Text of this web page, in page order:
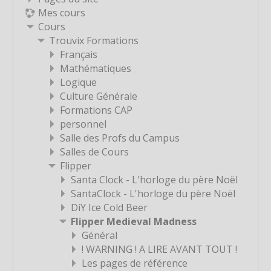
Étiquette
Étiquette
Étiquette
Étiquette
Étiquette
Étiquette
Étiquette
Étiquette
Étiquette
Étiquette
Étiquette
Étiquette
Étiquette
Étiquette
Mes cours
Cours
Trouvix Formations
Français
Mathématiques
Logique
Culture Générale
Formations CAP
personnel
Salle des Profs du Campus
Salles de Cours
Flipper
Santa Clock - L'horloge du père Noël
SantaClock - L'horloge du père Noël
DiY Ice Cold Beer
Flipper Medieval Madness
Général
! WARNING ! A LIRE AVANT TOUT !
Les pages de référence